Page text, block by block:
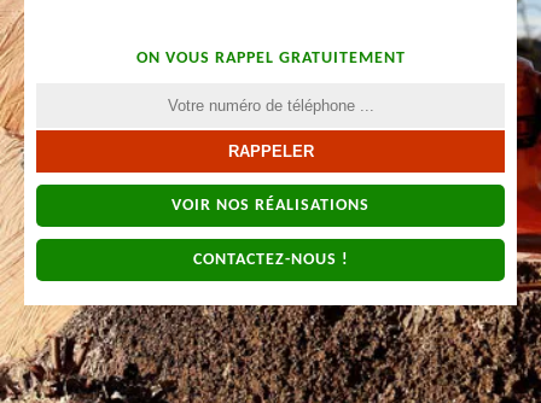
ON VOUS RAPPEL GRATUITEMENT
VOIR NOS RÉALISATIONS
CONTACTEZ-NOUS !